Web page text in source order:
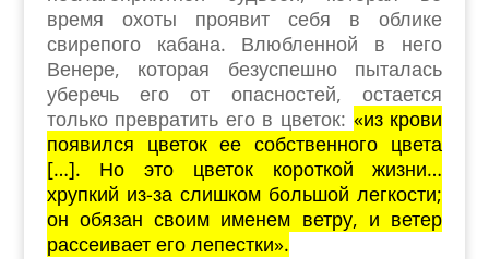
время охоты проявит себя в облике
свирепого кабана. Влюбленной в него
Венере, которая безуспешно пыталась
уберечь его от опасностей, остается
только превратить его в цветок: «из крови
появился цветок ее собственного цвета
[…]. Но это цветок короткой жизни…
хрупкий из-за слишком большой легкости;
он обязан своим именем ветру, и ветер
рассеивает его лепестки».